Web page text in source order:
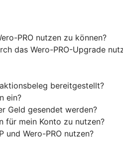
PRO nutzen zu können?
das Wero-PRO-Upgrade
bereitgestellt?
ein?
Geld gesendet werden?
für mein Konto zu nutzen?
und Wero-PRO nutzen?